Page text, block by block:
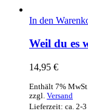
In den
Weil du es
14,95 €
Enthält 7%
zzgl. Versand
Lieferzeit: ca. 2-3